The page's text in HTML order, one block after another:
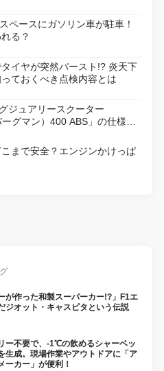
ペースにガソリン車が駐車！
る？
イヤが突然バースト!? 炎天下
ておくべき点検内容とは
ジュアリースクーター
ーグマン）400 ABS」の仕様を
発売
まで安全？エンジンかけっぱ
が作った和製スーパーカー!?」F1エ
ジオット・キャスピタという伝説
ー不要で、-1℃の飲めるシャーベッ
生成。現場作業やアウトドアに「ア
ーカー」が便利！